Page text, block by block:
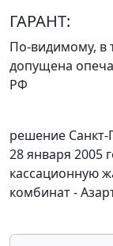
ГАРАНТ:
По-видимому, в
допущена
РФ
решение Санкт-
28 января 2005
кассационную
комбинат -